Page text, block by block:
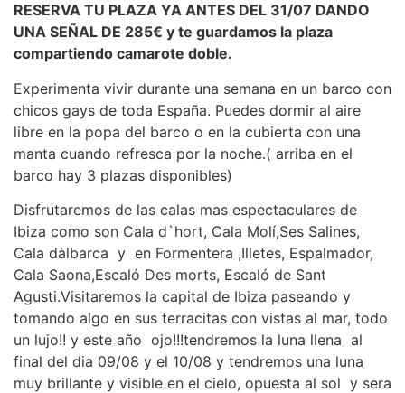
RESERVA TU PLAZA YA ANTES DEL 31/07 DANDO
UNA SEÑAL DE 285€ y te guardamos la plaza
compartiendo camarote doble.
Experimenta vivir durante una semana en un barco con
chicos gays de toda España. Puedes dormir al aire
libre en la popa del barco o en la cubierta con una
manta cuando refresca por la noche.( arriba en el
barco hay 3 plazas disponibles)
Disfrutaremos de las calas mas espectaculares de
Ibiza como son Cala d`hort, Cala Molí,Ses Salines,
Cala dàlbarca y en Formentera ,Illetes, Espalmador,
Cala Saona,Escaló Des morts, Escaló de Sant
Agusti.Visitaremos la capital de Ibiza paseando y
tomando algo en sus terracitas con vistas al mar, todo
un lujo!! y este año ojo!!!tendremos la luna llena al
final del dia 09/08 y el 10/08 y tendremos una luna
muy brillante y visible en el cielo, opuesta al sol y sera